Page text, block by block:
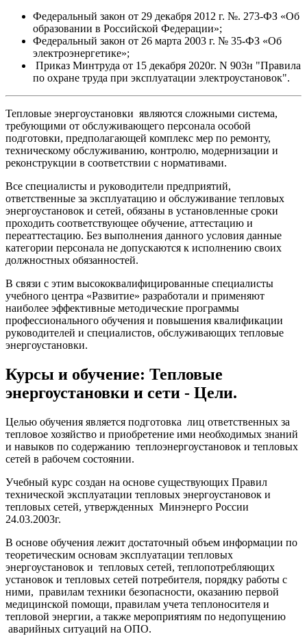
Федеральный закон от 29 декабря 2012 г. №. 273-ФЗ «Об
образовании в Российской Федерации»;
Федеральный закон от 26 марта 2003 г. № 35-ФЗ «Об
электроэнергетике»;
Приказ Минтруда от 15 декабря 2020г. N 903н "Правила
по охране труда при эксплуатации электроустановок".
Тепловые энергоустановки являются сложными система,
требующими от обслуживающего персонала особой
подготовки, предполагающей комплекс мер по ремонту,
техническому обслуживанию, контролю, модернизации и
реконструкции в соответствии с нормативами.
Все специалисты и руководители предприятий,
ответственные за эксплуатацию и обслуживание тепловых
энергоустановок и сетей, обязаны в установленные сроки
проходить соответствующее обучение, аттестацию и
переаттестацию. Без выполнения данного условия данные
категории персонала не допускаются к исполнению своих
должностных обязанностей.
В связи с этим высококвалифицированные специалисты
учебного центра «Развитие» разработали и применяют
наиболее эффективные методические программы
профессионального обучения и повышения квалификации
руководителей и специалистов, обслуживающих тепловые
энергоустановки.
Курсы и обучение: Тепловые
энергоустановки и сети - Цели.
Целью обучения является подготовка лиц ответственных за
тепловое хозяйство и приобретение ими необходимых знаний
и навыков по содержанию теплоэнергоустановок и тепловых
сетей в рабочем состоянии.
Учебный курс создан на основе существующих Правил
технической эксплуатации тепловых энергоустановок и
тепловых сетей, утвержденных Минэнерго России
24.03.2003г.
В основе обучения лежит достаточный объем информации по
теоретическим основам эксплуатации тепловых
энергоустановок и тепловых сетей, теплопотребляющих
установок и тепловых сетей потребителя, порядку работы с
ними, правилам техники безопасности, оказанию первой
медицинской помощи, правилам учета теплоносителя и
тепловой энергии, а также мероприятиям по недопущению
аварийных ситуаций на ОПО.